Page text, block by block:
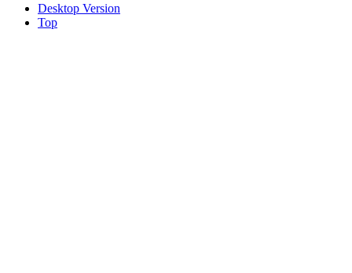
Desktop Version
Top